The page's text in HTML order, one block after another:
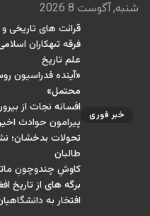
شنبه, آگوست 8 2026
خبر فوری
قرائت های تاریخی و
فرقه تبهکاران
علم تاریخ
«آینده فدراسیون
محتمل»
افسانه نجات از
پیرامون حوادث
تحولات بدخشان؛
طالبان
کاوشِ چندو‌چونِ
برگه های از تاریخ
افتخار به